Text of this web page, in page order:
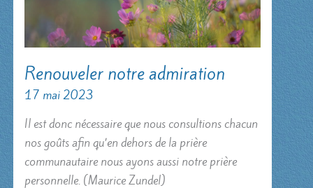
Renouveler notre admiration
17 mai 2023
Il est donc nécessaire que nous consultions chacun
nos goûts afin qu’en dehors de la prière
communautaire nous ayons aussi notre prière
personnelle. (Maurice Zundel)